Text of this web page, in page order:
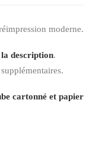
moderne.
description.
cartonné et papier